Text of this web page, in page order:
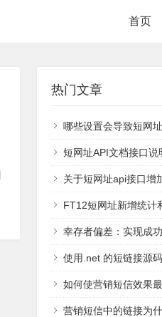
首页
热门文章
哪些设置会导致短网
短网址API文档接口说
关于短网址api接口增
FT12短网址新增统计和加
幸存者偏差：实现成功不是复
使用.net 的短链接源码
如何使营销短信效果最大化？
营销短信中的链接为